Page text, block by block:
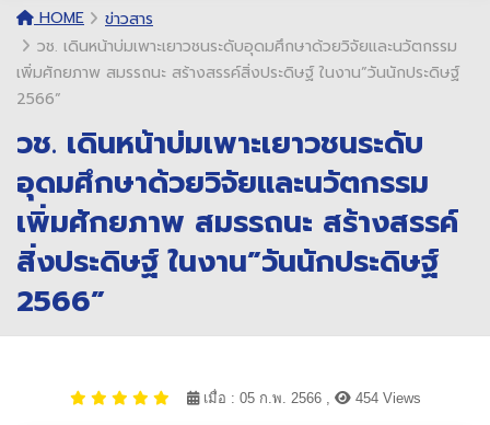
HOME
ข่าวสาร
วช. เดินหน้าบ่มเพาะเยาวชนระดับอุดมศึกษาด้วยวิจัยและนวัตกรรม
เพิ่มศักยภาพ สมรรถนะ สร้างสรรค์สิ่งประดิษฐ์ ในงาน”วันนักประดิษฐ์
2566”
วช. เดินหน้าบ่มเพาะเยาวชนระดับ
อุดมศึกษาด้วยวิจัยและนวัตกรรม
เพิ่มศักยภาพ สมรรถนะ สร้างสรรค์
สิ่งประดิษฐ์ ในงาน”วันนักประดิษฐ์
2566”
เมื่อ : 05 ก.พ. 2566 , 454 Views